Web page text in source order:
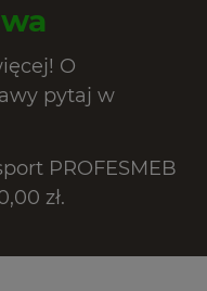
O
pytaj w
PROFESMEB
zł.